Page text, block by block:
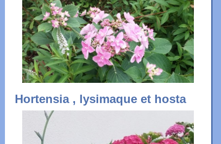
Hortensia , lysimaque et hosta